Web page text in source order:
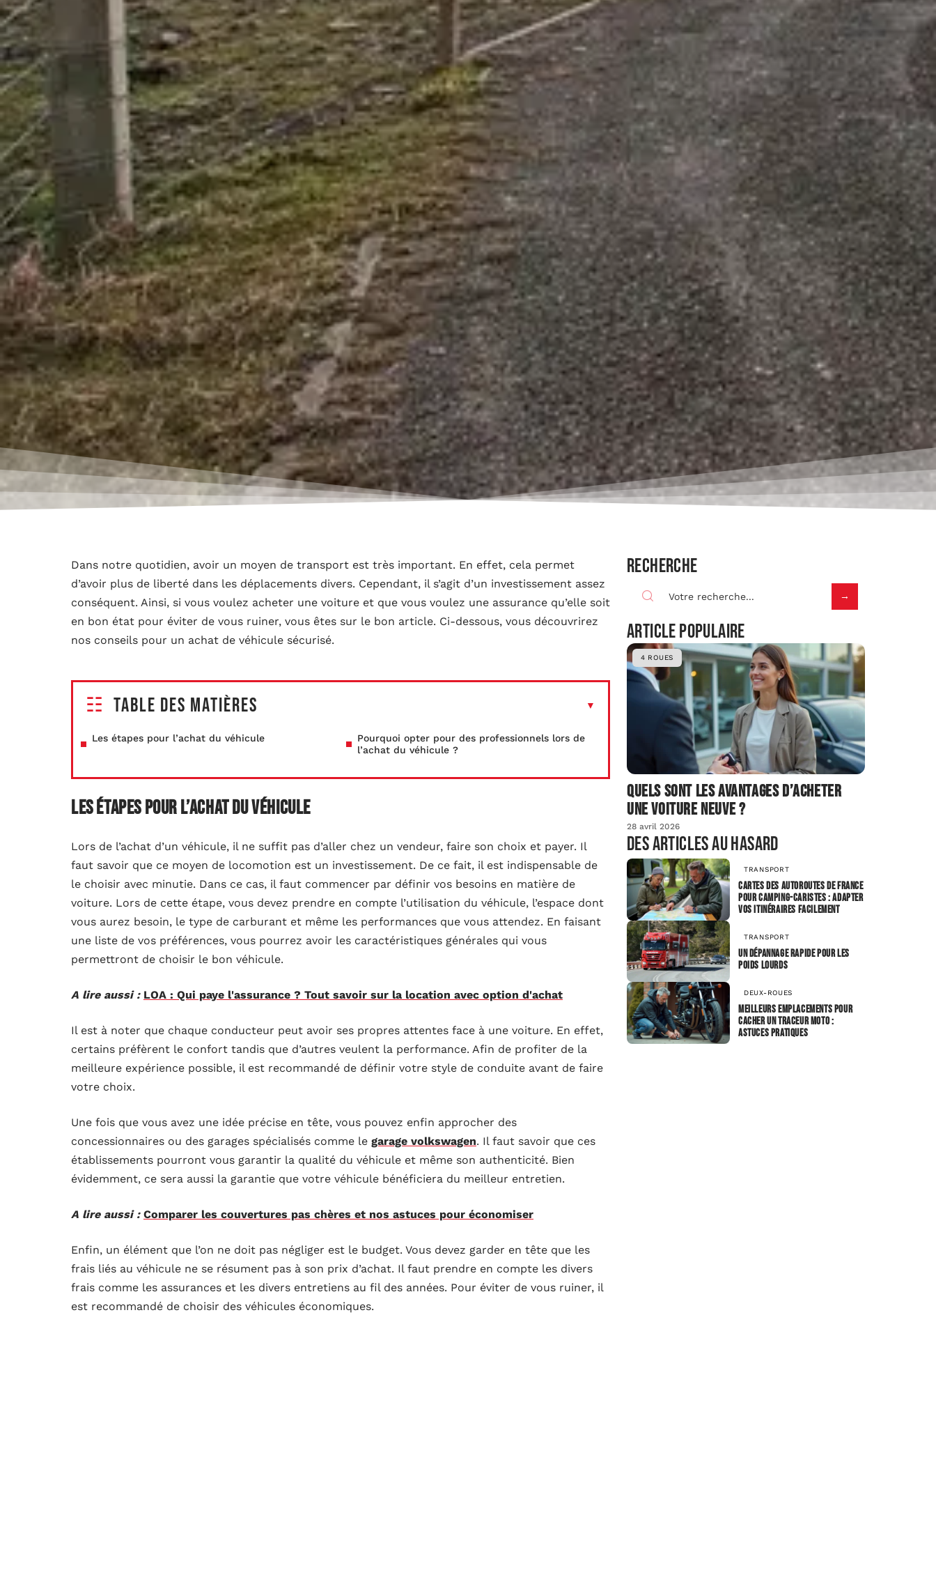
Dans notre quotidien, avoir un moyen de transport est très important. En effet, cela permet
d’avoir plus de liberté dans les déplacements divers. Cependant, il s’agit d’un investissement assez
conséquent. Ainsi, si vous voulez acheter une voiture et que vous voulez une assurance qu’elle soit
en bon état pour éviter de vous ruiner, vous êtes sur le bon article. Ci-dessous, vous découvrirez
nos conseils pour un achat de véhicule sécurisé.
Table des matières
Les étapes pour l’achat du véhicule
Pourquoi opter pour des professionnels lors de
l’achat du véhicule ?
Les étapes pour l’achat du véhicule
Lors de l’achat d’un véhicule, il ne suffit pas d’aller chez un vendeur, faire son choix et payer. Il
faut savoir que ce moyen de locomotion est un investissement. De ce fait, il est indispensable de
le choisir avec minutie. Dans ce cas, il faut commencer par définir vos besoins en matière de
voiture. Lors de cette étape, vous devez prendre en compte l’utilisation du véhicule, l’espace dont
vous aurez besoin, le type de carburant et même les performances que vous attendez. En faisant
une liste de vos préférences, vous pourrez avoir les caractéristiques générales qui vous
permettront de choisir le bon véhicule.
A lire aussi : LOA : Qui paye l'assurance ? Tout savoir sur la location avec option d'achat
Il est à noter que chaque conducteur peut avoir ses propres attentes face à une voiture. En effet,
certains préfèrent le confort tandis que d’autres veulent la performance. Afin de profiter de la
meilleure expérience possible, il est recommandé de définir votre style de conduite avant de faire
votre choix.
Une fois que vous avez une idée précise en tête, vous pouvez enfin approcher des
concessionnaires ou des garages spécialisés comme le garage volkswagen. Il faut savoir que ces
établissements pourront vous garantir la qualité du véhicule et même son authenticité. Bien
évidemment, ce sera aussi la garantie que votre véhicule bénéficiera du meilleur entretien.
A lire aussi : Comparer les couvertures pas chères et nos astuces pour économiser
Enfin, un élément que l’on ne doit pas négliger est le budget. Vous devez garder en tête que les
frais liés au véhicule ne se résument pas à son prix d’achat. Il faut prendre en compte les divers
frais comme les assurances et les divers entretiens au fil des années. Pour éviter de vous ruiner, il
est recommandé de choisir des véhicules économiques.
Recherche
Article populaire
4 ROUES
Quels sont les avantages d’acheter
une voiture neuve ?
28 avril 2026
Des articles au hasard
TRANSPORT
Cartes des autoroutes de France
pour camping-caristes : adapter
vos itinéraires facilement
TRANSPORT
Un dépannage rapide pour les
poids lourds
DEUX-ROUES
Meilleurs emplacements pour
cacher un traceur moto :
astuces pratiques